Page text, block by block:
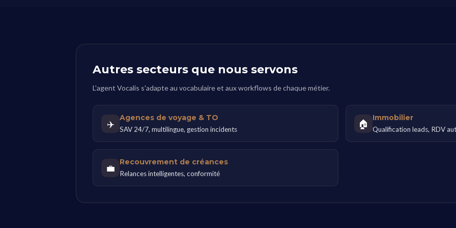
Autres secteurs que nous servons
L'agent Vocalis s'adapte au vocabulaire et aux workflows de chaque métier.
✈️
Agences de voyage & TO
SAV 24/7, multilingue, gestion incidents
🏠
Immobilier
Qualification leads, RDV
💼
Recouvrement de créances
Relances intelligentes, conformité